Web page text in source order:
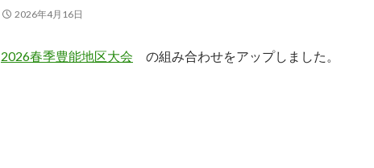
2026年4月16日
2026春季豊能地区大会 の組み合わせをアップしました。